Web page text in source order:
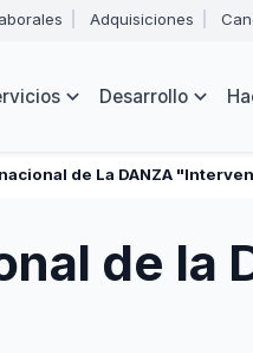
Adquisiciones
Desarrollo
de La DANZA
de